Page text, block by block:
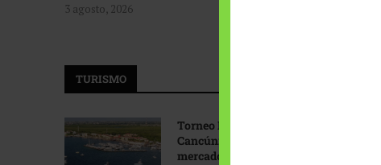
3 agosto, 2026
TURISMO
Torneo Internacional de Pesca
Cancún: Navegando hacia nuevos
mercados